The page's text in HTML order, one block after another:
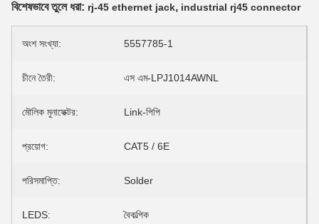
বিশেষভাবে তুলে ধরা: rj-45 ethernet jack, industrial rj45 connector
অংশ সংখ্যা: 5557785-1
চীনে তৈরী: এস এম-LPJ1014AWNL
মৌলিক মুনাফেক্টর: Link-পিপি
প্রয়োগ: CAT5 / 6E
পরিসমাপ্তি: Solder
LEDS: বৈকল্পিক